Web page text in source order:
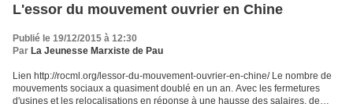
L'essor du mouvement ouvrier en Chine
Publié le 19/12/2015 à 12:30
Par La Jeunesse Marxiste de Pau
Lien http://rocml.org/lessor-du-mouvement-ouvrier-en-chine/ Le nombre de
mouvements sociaux a quasiment doublé en un an. Avec les fermetures
d'usines et les relocalisations en réponse à une hausse des salaires, de